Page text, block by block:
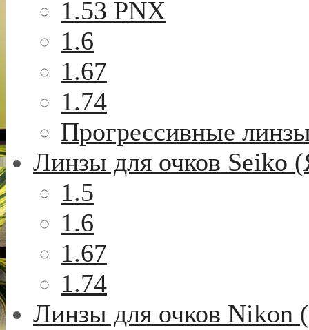
1.53 PNX
1.6
1.67
1.74
Прогрессивные
Линзы для очков Seiko
1.5
1.6
1.67
1.74
Линзы для очков Nikon